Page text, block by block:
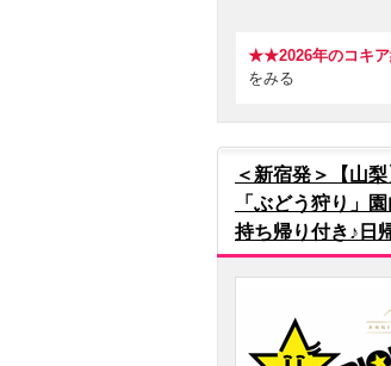
★★2026年のコキア
をみる
＜新宿発＞【山
「ぶどう狩り」
持ち帰り付き♪日